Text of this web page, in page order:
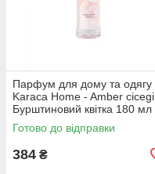
Парфум для дому та одягу
Karaca Home - Amber cicegi
Бурштиновий квітка 180 мл
Готово до відправки
384 ₴